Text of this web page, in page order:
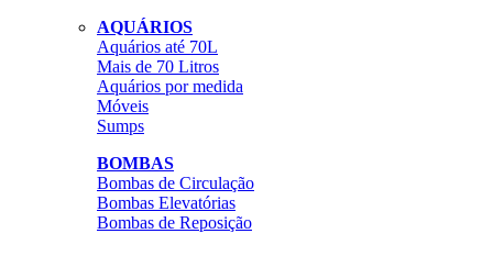
AQUÁRIOS
Aquários até 70L
Mais de 70 Litros
Aquários por medida
Móveis
Sumps
BOMBAS
Bombas de Circulação
Bombas Elevatórias
Bombas de Reposição